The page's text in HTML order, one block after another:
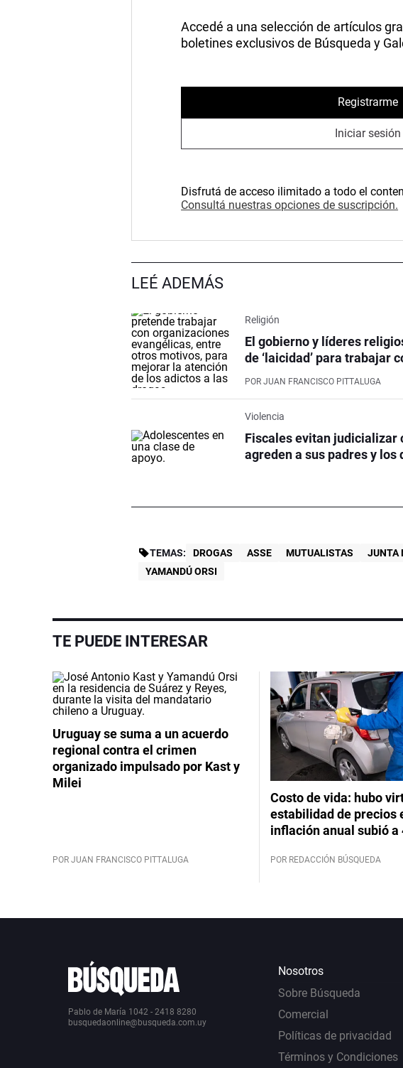
Accedé a una selección de artículos
boletines exclusivos de Búsqueda y
Registrarme
Iniciar sesión
Disfrutá de acceso ilimitado a todo el
Consultá nuestras opciones de suscripción.
LEÉ ADEMÁS
Religión
El gobierno y líderes
de ‘laicidad’ para trabajar
POR JUAN FRANCISCO PITTALUGA
Violencia
Fiscales evitan judicializar
agreden a sus padres y
TEMAS: DROGAS ASSE MUTUALISTAS
JUNTA
YAMANDÚ ORSI
TE PUEDE INTERESAR
Uruguay se suma a un acuerdo
regional contra el crimen
organizado impulsado por Kast y
Milei
POR JUAN FRANCISCO PITTALUGA
Costo de vida: hubo
estabilidad de precios
inflación anual subió a
POR REDACCIÓN BÚSQUEDA
Pablo de María 1042 - 2418 8280
busquedaonline@busqueda.com.uy
Nosotros
Sobre Búsqueda
Comercial
Políticas de privacidad
Términos y Condiciones